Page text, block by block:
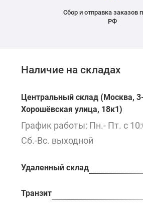
Сбор и отправка заказов
РФ
Наличие на складах
Центральный склад (Москва,
Хорошёвская улица, 18к1)
График работы: Пн.- Пт. с
Сб.-Вс. выходной
Удаленный склад
Транзит